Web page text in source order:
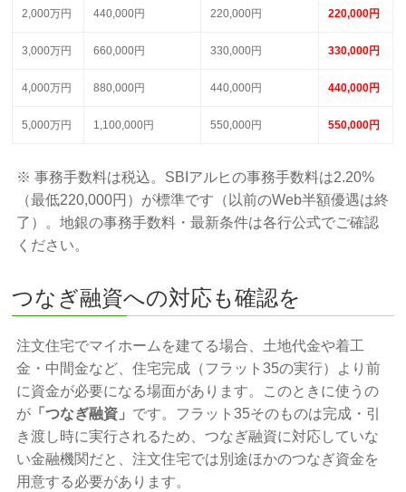
2,000万円 440,000円 220,000円 220,000円
3,000万円 660,000円 330,000円 330,000円
4,000万円 880,000円 440,000円 440,000円
5,000万円 1,100,000円 550,000円 550,000円
※ 事務手数料は税込。SBIアルヒの事務手数料は2.20%
（最低220,000円）が標準です（以前のWeb半額優遇は終
了）。地銀の事務手数料・最新条件は各行公式でご確認
ください。
つなぎ融資への対応も確認を
注文住宅でマイホームを建てる場合、土地代金や着工
金・中間金など、住宅完成（フラット35の実行）より前
に資金が必要になる場面があります。このときに使うの
が 「つなぎ融資」 です。フラット35そのものは完成・引
き渡し時に実行されるため、つなぎ融資に対応していな
い金融機関だと、注文住宅では別途ほかのつなぎ資金を
用意する必要があります。